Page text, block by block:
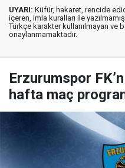
UYARI: Küfür, hakaret, rencide
içeren, imla kuralları ile
Türkçe karakter kullanılmayan ve
onaylanmamaktadır.
Erzurumspor
hafta maç